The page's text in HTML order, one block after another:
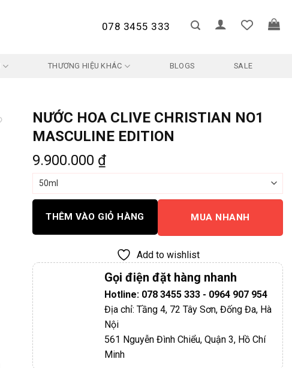
078 3455 333
THƯƠNG HIỆU KHÁC BLOGS
SALE
NƯỚC HOA CLIVE CHRISTIAN NO1
MASCULINE EDITION
9.900.000 ₫
THÊM VÀO GIỎ HÀNG MUA NHANH
Add to wishlist
Gọi điện đặt hàng nhanh
Hotline: 078 3455 333 - 0964 907 954
Địa chỉ: Tầng 4, 72 Tây Sơn, Đống Đa, Hà
Nội
561 Nguyễn Đình Chiểu, Quận 3, Hồ Chí
Minh